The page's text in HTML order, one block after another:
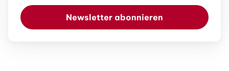
Newsletter abonnieren